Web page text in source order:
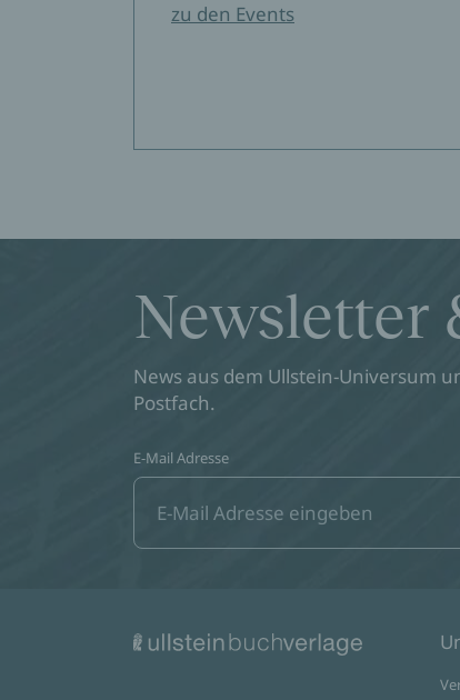
zu den Events
Newsletter
News aus dem Ullstein-Universum
Postfach.
E-Mail Adresse